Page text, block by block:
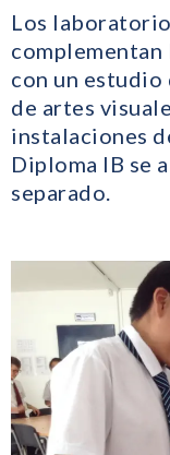
Los
complementan
con un estudio
de artes
instalaciones
Diploma IB se
separado.